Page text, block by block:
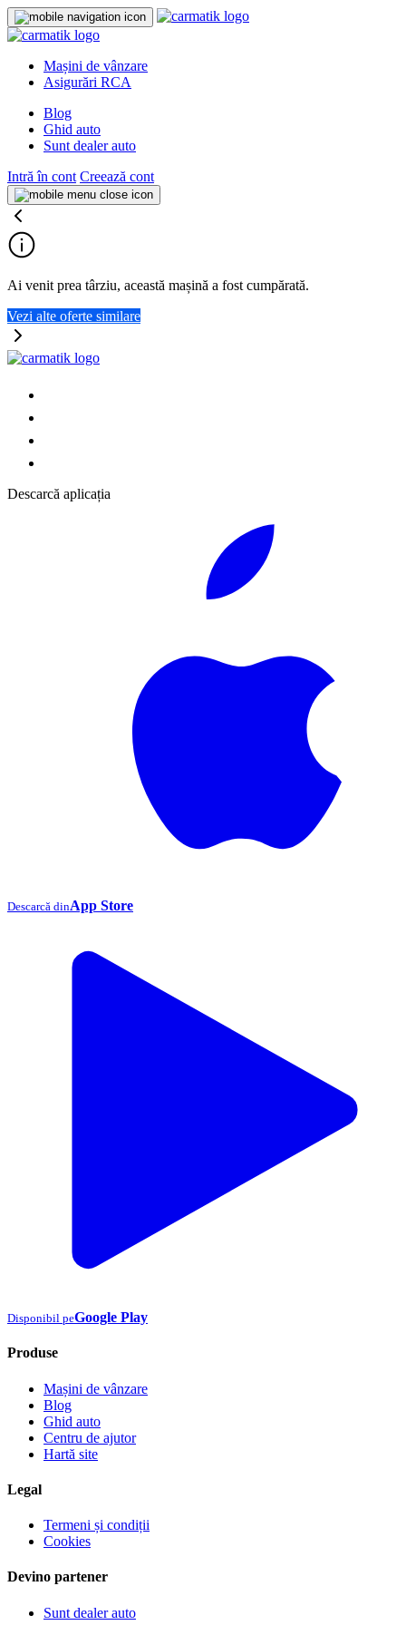
Mașini de vânzare
Asigurări RCA
Blog
Ghid auto
Sunt dealer auto
Intră în cont Creează cont
Ai venit prea târziu, această mașină a fost cumpărată.
Vezi alte oferte similare
Descarcă aplicația
Descarcă dinApp Store
Disponibil peGoogle Play
Produse
Mașini de vânzare
Blog
Ghid auto
Centru de ajutor
Hartă site
Legal
Termeni și condiții
Cookies
Devino partener
Sunt dealer auto